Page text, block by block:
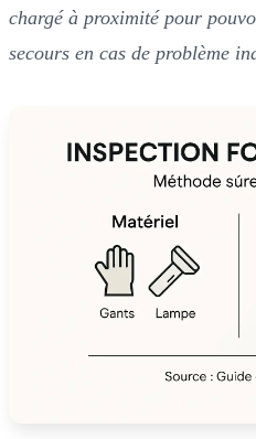
chargé à proximité pour
secours en cas de problème